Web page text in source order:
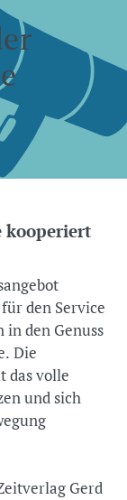
kooperiert
den Service
den Genuss
Die
das volle
und sich
Gerd